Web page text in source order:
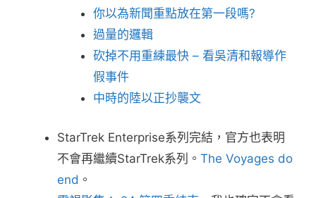
你以為新聞重點放在第一段嗎?
過量的邏輯
砍掉不用重練最快 – 看吳清和報導作
假事件
中時的陸以正抄襲文
StarTrek Enterprise系列完結，官方也表明
不會再繼續StarTrek系列。 The Voyages do
end 。